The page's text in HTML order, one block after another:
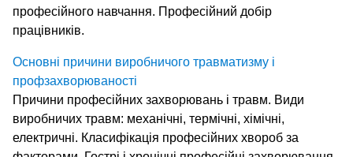
професійного навчання. Професійний добір
працівників.
Основні причини виробничого травматизму і
профзахворюваності
Причини професійних захворювань і травм. Види
виробничих травм: механічні, термічні, хімічні,
електричні. Класифікація професійних хвороб за